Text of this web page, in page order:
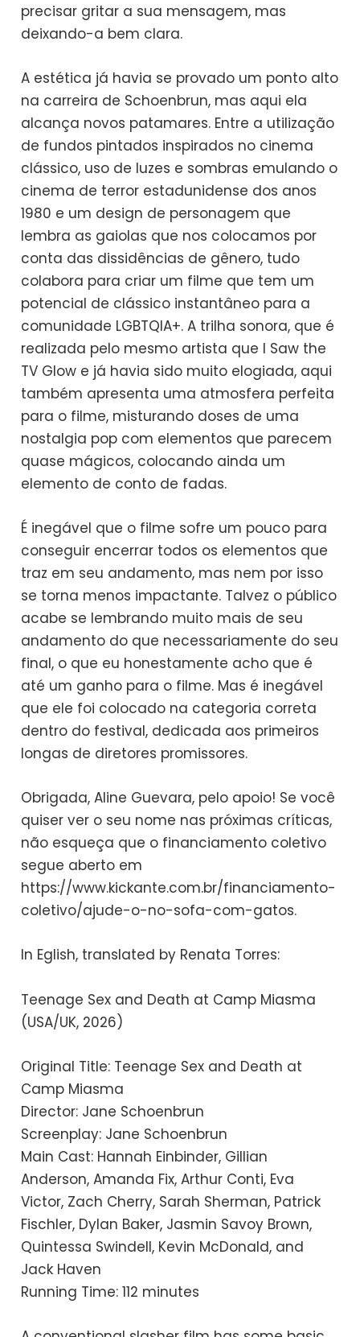
precisar gritar a sua mensagem, mas
deixando-a bem clara.
A estética já havia se provado um ponto alto
na carreira de Schoenbrun, mas aqui ela
alcança novos patamares. Entre a utilização
de fundos pintados inspirados no cinema
clássico, uso de luzes e sombras emulando o
cinema de terror estadunidense dos anos
1980 e um design de personagem que
lembra as gaiolas que nos colocamos por
conta das dissidências de gênero, tudo
colabora para criar um filme que tem um
potencial de clássico instantâneo para a
comunidade LGBTQIA+. A trilha sonora, que é
realizada pelo mesmo artista que I Saw the
TV Glow e já havia sido muito elogiada, aqui
também apresenta uma atmosfera perfeita
para o filme, misturando doses de uma
nostalgia pop com elementos que parecem
quase mágicos, colocando ainda um
elemento de conto de fadas.
É inegável que o filme sofre um pouco para
conseguir encerrar todos os elementos que
traz em seu andamento, mas nem por isso
se torna menos impactante. Talvez o público
acabe se lembrando muito mais de seu
andamento do que necessariamente do seu
final, o que eu honestamente acho que é
até um ganho para o filme. Mas é inegável
que ele foi colocado na categoria correta
dentro do festival, dedicada aos primeiros
longas de diretores promissores.
Obrigada, Aline Guevara, pelo apoio! Se você
quiser ver o seu nome nas próximas críticas,
não esqueça que o financiamento coletivo
segue aberto em
https://www.kickante.com.br/financiamento-
coletivo/ajude-o-no-sofa-com-gatos.
In Eglish, translated by Renata Torres:
Teenage Sex and Death at Camp Miasma
(USA/UK, 2026)
Original Title: Teenage Sex and Death at
Camp Miasma
Director: Jane Schoenbrun
Screenplay: Jane Schoenbrun
Main Cast: Hannah Einbinder, Gillian
Anderson, Amanda Fix, Arthur Conti, Eva
Victor, Zach Cherry, Sarah Sherman, Patrick
Fischler, Dylan Baker, Jasmin Savoy Brown,
Quintessa Swindell, Kevin McDonald, and
Jack Haven
Running Time: 112 minutes